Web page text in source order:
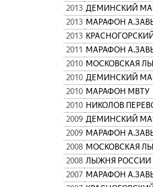
2013 ДЕМИНСКИЙ
2013 МАРАФОН
2013
2011
МАРАФОН
2010 МОСКОВСКАЯ
2010 ДЕМИНСКИЙ
2010 МАРАФОН МВТУ
2010 НИКОЛОВ
2009 ДЕМИНСКИЙ
2009 МАРАФОН
2008 МОСКОВСКАЯ
2008 ЛЫЖНЯ РОССИИ
2007 МАРАФОН